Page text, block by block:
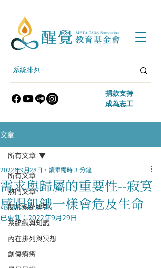
​捐款支持
​成為志工
文章
所有文章
熱門文章
關於系統排列
系統觀與知識
內在排列與冥想
創傷療癒
所有文章
需求與歸屬的重要性--寂寞
感跟飢餓一樣會危及生命
2022年9月28日 讀畢需時 3 分鐘
已更新：2022年9月29日